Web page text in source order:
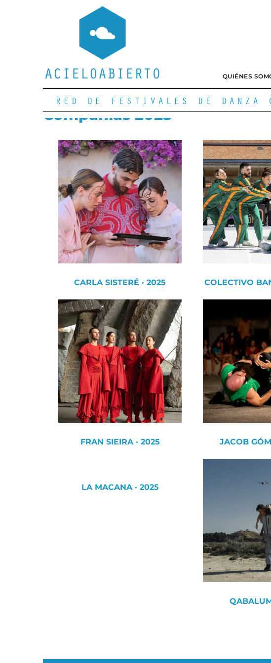
QUIÉNES
RED DE FESTIVALES DE DANZA
Compañías 2025
CARLA SISTERÉ · 2025 COLECTIVO
FRAN SIEIRA · 2025 JACOB
LA MACANA · 2025